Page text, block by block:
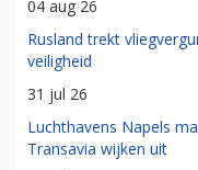
04 aug 26
Rusland trekt
veiligheid
31 jul 26
Luchthavens Napels
Transavia wijken uit